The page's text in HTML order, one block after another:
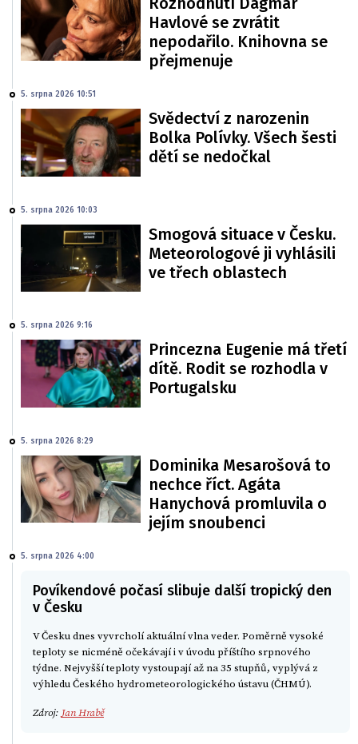
Havlové se zvrátit
nepodařilo. Knihovna se
přejmenuje
5. srpna 2026 10:51
Svědectví z narozenin
Bolka Polívky. Všech šesti
dětí se nedočkal
5. srpna 2026 10:03
Smogová situace v Česku.
Meteorologové ji vyhlásili
ve třech oblastech
5. srpna 2026 9:16
Princezna Eugenie má třetí
dítě. Rodit se rozhodla v
Portugalsku
5. srpna 2026 8:29
Dominika Mesarošová to
nechce říct. Agáta
Hanychová promluvila o
jejím snoubenci
5. srpna 2026 4:00
Povíkendové počasí slibuje další tropický den
v Česku
V Česku dnes vyvrcholí aktuální vlna veder. Poměrně vysoké
teploty se nicméně očekávají i v úvodu příštího srpnového
týdne. Nejvyšší teploty vystoupají až na 35 stupňů, vyplývá z
výhledu Českého hydrometeorologického ústavu (ČHMÚ).
Zdroj: Jan Hrabě